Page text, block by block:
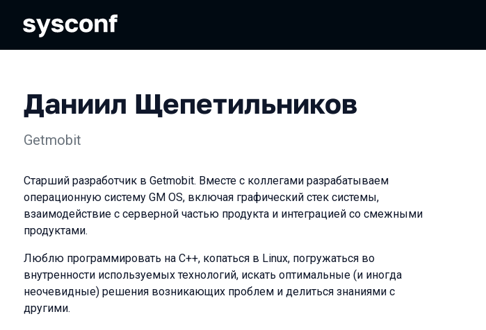
Даниил Щепетильников
Getmobit
Старший разработчик в Getmobit. Вместе с коллегами разрабатываем
операционную систему GM OS, включая графический стек системы,
взаимодействие с серверной частью продукта и интеграцией со смежными
продуктами.
Люблю программировать на C++, копаться в Linux, погружаться во
внутренности используемых технологий, искать оптимальные (и иногда
неочевидные) решения возникающих проблем и делиться знаниями с
другими.